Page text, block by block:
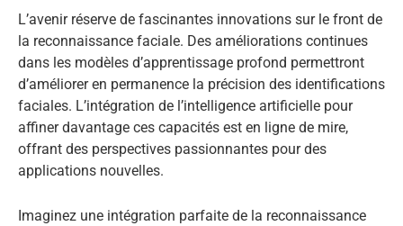
L’avenir réserve de fascinantes innovations sur le front de
la reconnaissance faciale. Des améliorations continues
dans les modèles d’apprentissage profond permettront
d’améliorer en permanence la précision des identifications
faciales. L’intégration de l’intelligence artificielle pour
affiner davantage ces capacités est en ligne de mire,
offrant des perspectives passionnantes pour des
applications nouvelles.
Imaginez une intégration parfaite de la reconnaissance